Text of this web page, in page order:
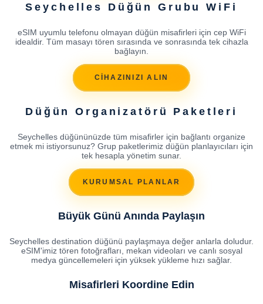
Seychelles Düğün Grubu WiFi
eSIM uyumlu telefonu olmayan düğün misafirleri için cep WiFi
idealdir. Tüm masayı tören sırasında ve sonrasında tek cihazla
bağlayın.
CİHAZINIZI ALIN
Düğün Organizatörü Paketleri
Seychelles düğününüzde tüm misafirler için bağlantı organize
etmek mi istiyorsunuz? Grup paketlerimiz düğün planlayıcıları için
tek hesapla yönetim sunar.
KURUMSAL PLANLAR
Büyük Günü Anında Paylaşın
Seychelles destination düğünü paylaşmaya değer anlarla doludur.
eSIM'imiz tören fotoğrafları, mekan videoları ve canlı sosyal
medya güncellemeleri için yüksek yükleme hızı sağlar.
Misafirleri Koordine Edin